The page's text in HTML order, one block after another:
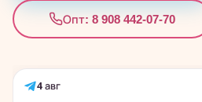
Опт: 8 908 442-07-70
4 авг